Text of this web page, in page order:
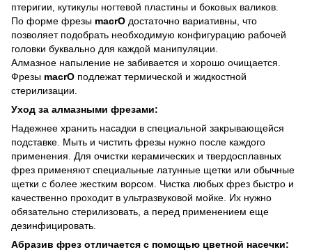
птеригии, кутикулы ногтевой пластины и боковых валиков.
По форме фрезы macrO достаточно вариативны, что
позволяет подобрать необходимую конфигурацию рабочей
головки буквально для каждой манипуляции.
Алмазное напыление не забивается и хорошо очищается.
Фрезы macrO подлежат термической и жидкостной
стерилизации.
Уход за алмазными фрезами:
Надежнее хранить насадки в специальной закрывающейся
подставке. Мыть и чистить фрезы нужно после каждого
применения. Для очистки керамических и твердосплавных
фрез применяют специальные латунные щетки или обычные
щетки с более жестким ворсом. Чистка любых фрез быстро и
качественно проходит в ультразвуковой мойке. Их нужно
обязательно стерилизовать, а перед применением еще
дезинфицировать.
Абразив фрез отличается с помощью цветной насечки: